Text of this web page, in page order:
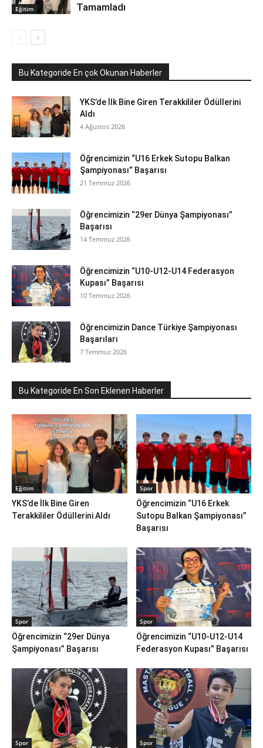
Eğitim
Tamamladı
Bu Kategoride En çok Okunan Haberler
YKS’de İlk Bine Giren Terakkililer Ödüllerini
Aldı
4 Ağustos 2026
Öğrencimizin “U16 Erkek Sutopu Balkan
Şampiyonası” Başarısı
21 Temmuz 2026
Öğrencimizin “29er Dünya Şampiyonası”
Başarısı
14 Temmuz 2026
Öğrencimizin “U10-U12-U14 Federasyon
Kupası” Başarısı
10 Temmuz 2026
Öğrencimizin Dance Türkiye Şampiyonası
Başarıları
7 Temmuz 2026
Bu Kategoride En Son Eklenen Haberler
Eğitim
YKS’de İlk Bine Giren
Terakkililer Ödüllerini Aldı
Spor
Öğrencimizin “U16 Erkek
Sutopu Balkan Şampiyonası”
Başarısı
Spor
Öğrencimizin “29er Dünya
Şampiyonası” Başarısı
Spor
Öğrencimizin “U10-U12-U14
Federasyon Kupası” Başarısı
Spor Spor